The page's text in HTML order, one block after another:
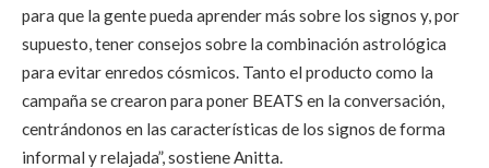
para que la gente pueda aprender más sobre los signos y, por
supuesto, tener consejos sobre la combinación astrológica
para evitar enredos cósmicos. Tanto el producto como la
campaña se crearon para poner BEATS en la conversación,
centrándonos en las características de los signos de forma
informal y relajada”, sostiene Anitta.